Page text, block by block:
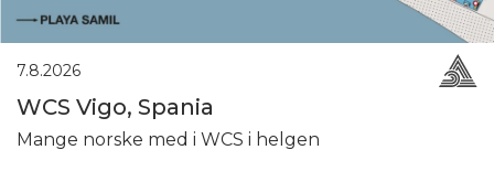
7.8.2026
WCS Vigo, Spania
Mange norske med i WCS i helgen